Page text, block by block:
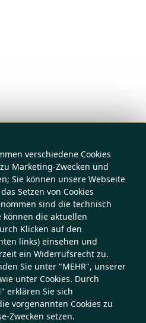
verschiedene Cookies
Marketing-Zwecken und
Sie können unsere Webseite
Setzen von Cookies
sind die technisch
können die aktuellen
Klicken auf den
links) einsehen und
ein Widerrufsrecht zu.
Sie unter "MEHR", unserer
unter Cookies. Durch
erklären Sie sich
vorgenannten Cookies zu
Zwecken setzen.